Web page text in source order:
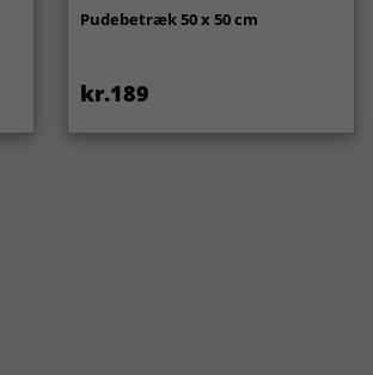
Pudebetræk 50 x 50 cm
kr.189